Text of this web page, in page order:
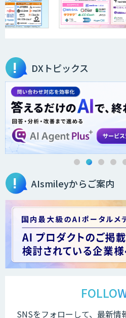
DXトピックス
AIsmileyからご案内
SNSをフォローして、最新情